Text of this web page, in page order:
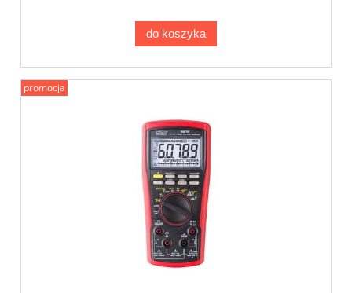
do koszyka
promocja